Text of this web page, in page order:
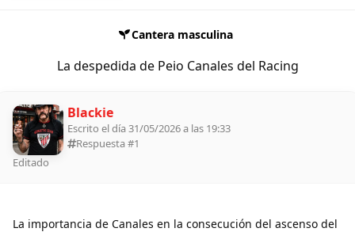
Cantera masculina
La despedida de Peio Canales del Racing
Blackie
Escrito el día 31/05/2026 a las 19:33
Respuesta #1
Editado
La importancia de Canales en la consecución del ascenso del